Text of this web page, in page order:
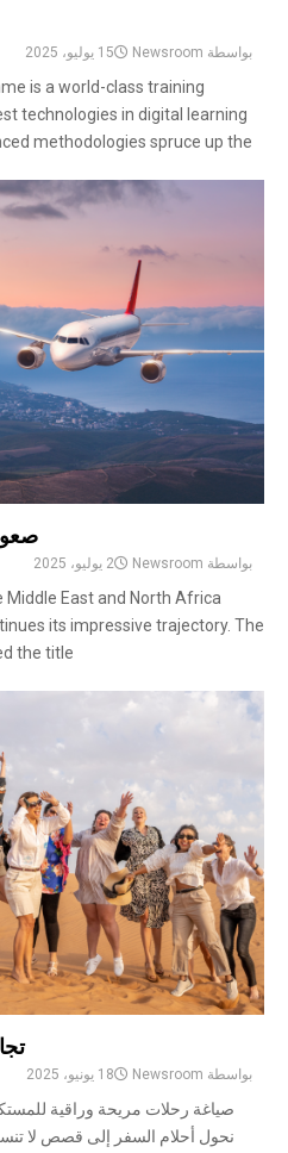
بواسطة Newsroom 15 يوليو، 2025
is a world-class training
technologies in digital learning
methodologies spruce up the...
بواسطة Newsroom 2 يوليو، 2025
East and North Africa
its impressive trajectory. The
the title...
تجارب
بواسطة Newsroom 18 يونيو، 2025
نحول أحلام السفر إلى قصص لا